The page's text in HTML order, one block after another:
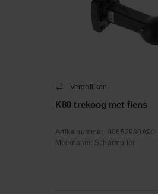
Vergelijken
K80 trekoog met flens
Artikelnummer: 00652930A90
Merknaam: Scharmüller